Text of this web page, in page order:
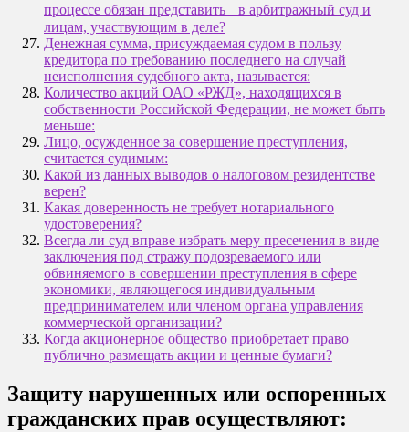
процессе обязан представить в арбитражный суд и
лицам, участвующим в деле?
Денежная сумма, присуждаемая судом в пользу
кредитора по требованию последнего на случай
неисполнения судебного акта, называется:
Количество акций ОАО «РЖД», находящихся в
собственности Российской Федерации, не может быть
меньше:
Лицо, осужденное за совершение преступления,
считается судимым:
Какой из данных выводов о налоговом резидентстве
верен?
Какая доверенность не требует нотариального
удостоверения?
Всегда ли суд вправе избрать меру пресечения в виде
заключения под стражу подозреваемого или
обвиняемого в совершении преступления в сфере
экономики, являющегося индивидуальным
предпринимателем или членом органа управления
коммерческой организации?
Когда акционерное общество приобретает право
публично размещать акции и ценные бумаги?
Защиту нарушенных или оспоренных
гражданских прав осуществляют: